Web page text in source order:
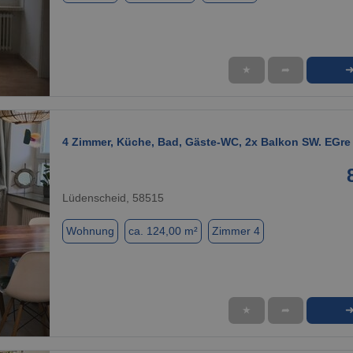
★ ➦ ➜
1 / 11
4 Zimmer, Küche, Bad, Gäste-WC, 2x Balkon SW. EGre
Lüdenscheid, 58515
Wohnung ca. 124,00 m² Zimmer 4
★ ➦ ➜